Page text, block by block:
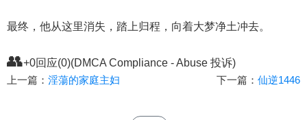
最终，他从这里消失，踏上归程，向着大梦净土冲去。
👥+0回应(0)(DMCA Compliance - Abuse 投诉)
上一篇： 淫蕩的家庭主妇 下一篇： 仙逆1446